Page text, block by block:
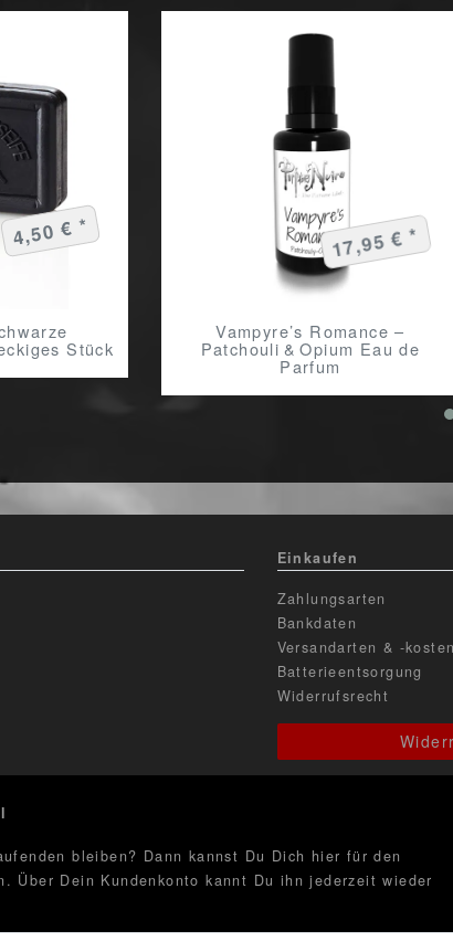
Stück
4,50 € *
Vampyre’s Romance –
Patchouli & Opium Eau de
Parfum
17,95 € *
Einkaufen
Zahlungsarten
Bankdaten
Versandarten & -kosten
Batterieentsorgung
Widerrufsrecht
bleiben? Dann kannst Du Dich hier für den
Über Dein Kundenkonto kannt Du ihn jederzeit wieder